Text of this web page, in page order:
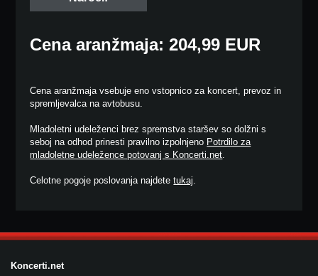
Cena aranžmaja: 204,99 EUR
Cena aranžmaja vsebuje eno vstopnico za koncert, prevoz in
spremljevalca na avtobusu.
Mladoletni udeleženci brez spremstva staršev so dolžni s
seboj na odhod prinesti pravilno izpolnjeno Potrdilo za
mladoletne udeležence potovanj s Koncerti.net.
Celotne pogoje poslovanja najdetetukaj.
Koncerti.net